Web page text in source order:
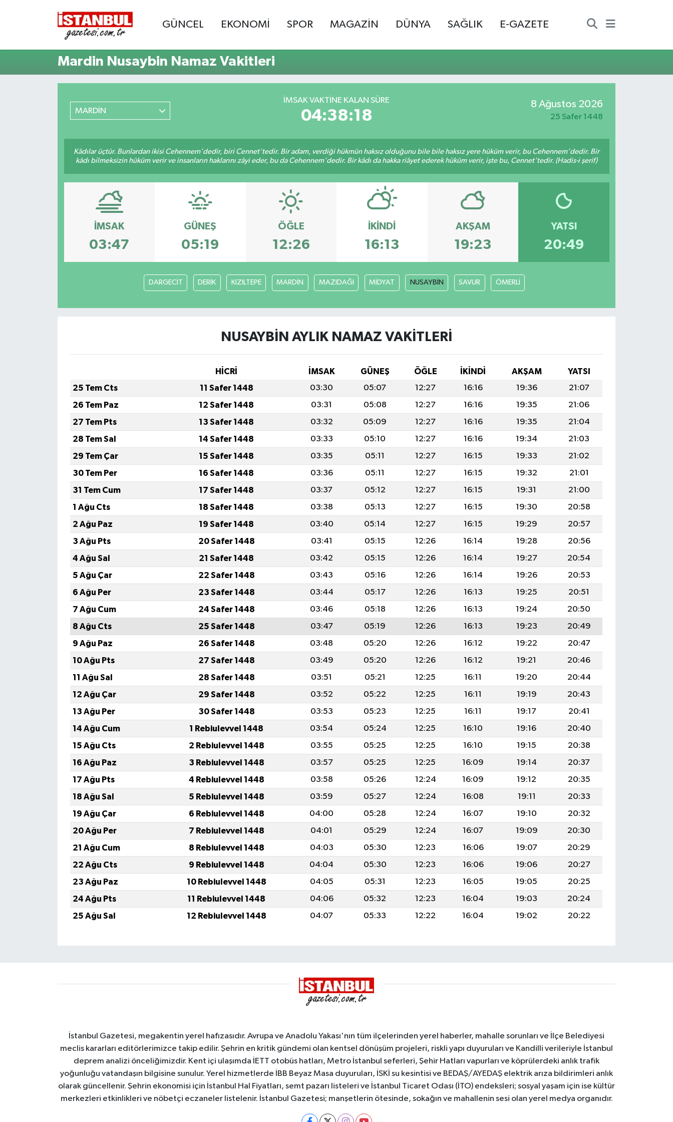
GÜNCEL EKONOMİ SPOR MAGAZİN DÜNYA SAĞLIK E-GAZETE
Mardin Nusaybin Namaz Vakitleri
MARDİN
İMSAK VAKTINE KALAN SÜRE
04:38:18
8 Ağustos 2026
25 Safer 1448
Kâdılar üçtür. Bunlardan ikisi Cehennem'dedir, biri Cennet'tedir. Bir adam, verdiği hükmün haksız olduğunu bile bile haksız yere hüküm verir, bu Cehennem'dedir. Bir
kâdı bilmeksizin hüküm verir ve insanların haklarını zâyi eder, bu da Cehennem'dedir. Bir kâdı da hakka riâyet ederek hüküm verir, işte bu, Cennet'tedir. (Hadis-i şerif)
İMSAK
03:47
GÜNEŞ
05:19
ÖĞLE
12:26
İKINDI
16:13
AKŞAM
19:23
YATSI
20:49
DARGECİT DERİK KIZILTEPE MARDİN MAZIDAĞI MİDYAT NUSAYBİN SAVUR ÖMERLİ
NUSAYBİN AYLIK NAMAZ VAKITLERI
HİCRİ İMSAK GÜNEŞ ÖĞLE İKINDI AKŞAM
YATSI
25 Tem Cts
11 Safer 1448 03:30 05:07 12:27 16:16 19:36
21:07
26 Tem Paz
12 Safer 1448 03:31 05:08 12:27 16:16 19:35
21:06
27 Tem Pts
13 Safer 1448 03:32 05:09 12:27 16:16 19:35
21:04
28 Tem Sal
14 Safer 1448 03:33 05:10 12:27 16:16 19:34
21:03
29 Tem Çar
15 Safer 1448 03:35 05:11 12:27 16:15 19:33
21:02
30 Tem Per
16 Safer 1448 03:36 05:11 12:27 16:15 19:32
21:01
31 Tem Cum
17 Safer 1448 03:37 05:12 12:27 16:15 19:31
21:00
1 Ağu Cts
18 Safer 1448 03:38 05:13 12:27 16:15 19:30
20:58
2 Ağu Paz
19 Safer 1448 03:40 05:14 12:27 16:15 19:29
20:57
3 Ağu Pts
20 Safer 1448 03:41 05:15 12:26 16:14 19:28
20:56
4 Ağu Sal
21 Safer 1448 03:42 05:15 12:26 16:14 19:27
20:54
5 Ağu Çar
22 Safer 1448 03:43 05:16 12:26 16:14 19:26
20:53
6 Ağu Per
23 Safer 1448 03:44 05:17 12:26 16:13 19:25
20:51
7 Ağu Cum
24 Safer 1448 03:46 05:18 12:26 16:13 19:24
20:50
8 Ağu Cts
25 Safer 1448 03:47 05:19 12:26 16:13 19:23
20:49
9 Ağu Paz
26 Safer 1448 03:48 05:20 12:26 16:12 19:22
20:47
10 Ağu Pts
27 Safer 1448 03:49 05:20 12:26 16:12 19:21
20:46
11 Ağu Sal
28 Safer 1448 03:51 05:21 12:25 16:11 19:20
20:44
12 Ağu Çar
29 Safer 1448 03:52 05:22 12:25 16:11 19:19
20:43
13 Ağu Per
30 Safer 1448 03:53 05:23 12:25 16:11 19:17
20:41
14 Ağu Cum
1 Rebiulevvel 1448 03:54 05:24 12:25 16:10 19:16
20:40
15 Ağu Cts
2 Rebiulevvel 1448 03:55 05:25 12:25 16:10 19:15
20:38
16 Ağu Paz
3 Rebiulevvel 1448 03:57 05:25 12:25 16:09 19:14
20:37
17 Ağu Pts
4 Rebiulevvel 1448 03:58 05:26 12:24 16:09 19:12
20:35
18 Ağu Sal
5 Rebiulevvel 1448 03:59 05:27 12:24 16:08 19:11
20:33
19 Ağu Çar
6 Rebiulevvel 1448 04:00 05:28 12:24 16:07 19:10
20:32
20 Ağu Per
7 Rebiulevvel 1448 04:01 05:29 12:24 16:07 19:09
20:30
21 Ağu Cum
8 Rebiulevvel 1448 04:03 05:30 12:23 16:06 19:07
20:29
22 Ağu Cts
9 Rebiulevvel 1448 04:04 05:30 12:23 16:06 19:06
20:27
23 Ağu Paz
10 Rebiulevvel 1448 04:05 05:31 12:23 16:05 19:05
20:25
24 Ağu Pts
11 Rebiulevvel 1448 04:06 05:32 12:23 16:04 19:03
20:24
25 Ağu Sal
12 Rebiulevvel 1448 04:07 05:33 12:22 16:04 19:02 20:22
İstanbul Gazetesi, megakentin yerel hafızasıdır. Avrupa ve Anadolu Yakası'nın tüm ilçelerinden yerel haberler, mahalle sorunları ve İlçe Belediyesi
meclis kararları editörlerimizce takip edilir. Şehrin en kritik gündemi olan kentsel dönüşüm projeleri, riskli yapı duyuruları ve Kandilli verileriyle İstanbul
deprem analizi önceliğimizdir. Kent içi ulaşımda İETT otobüs hatları, Metro İstanbul seferleri, Şehir Hatları vapurları ve köprülerdeki anlık trafik
yoğunluğu vatandaşın bilgisine sunulur. Yerel hizmetlerde İBB Beyaz Masa duyuruları, İSKİ su kesintisi ve BEDAŞ/AYEDAŞ elektrik arıza bildirimleri anlık
olarak güncellenir. Şehrin ekonomisi için İstanbul Hal Fiyatları, semt pazarı listeleri ve İstanbul Ticaret Odası (İTO) endeksleri; sosyal yaşam için ise kültür
merkezleri etkinlikleri ve nöbetçi eczaneler listelenir. İstanbul Gazetesi; manşetlerin ötesinde, sokağın ve mahallenin sesi olan yerel medya organıdır.
EKONOMİ
BİLİM VE TEKNOLOJİ
Nöbetçi Eczaneler
Hava Durumu
Süper Lig Puan Durumu ve Fikstür
Tüm Manşetler
Son Dakika Haberleri